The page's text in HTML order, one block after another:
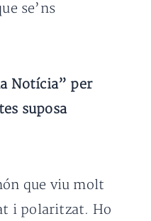
se’ns
Notícia” per
suposa
que viu molt
i polaritzat. Ho